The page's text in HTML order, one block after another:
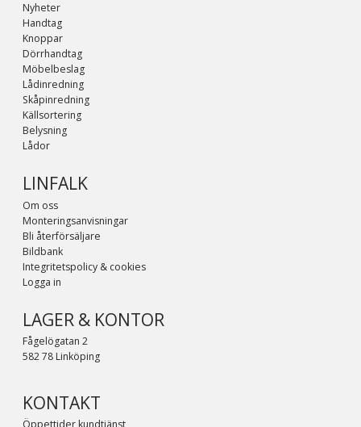
Nyheter
Handtag
Knoppar
Dörrhandtag
Möbelbeslag
Lådinredning
Skåpinredning
Källsortering
Belysning
Lådor
LINFALK
Om oss
Monteringsanvisningar
Bli återförsäljare
Bildbank
Integritetspolicy & cookies
Logga in
LAGER & KONTOR
Fågelögatan 2
582 78 Linköping
KONTAKT